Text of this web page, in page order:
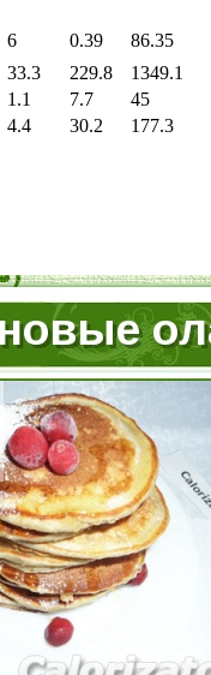
6 0.39
86.35
33.3 229.8
1349.1
1.1 7.7
45
4.4 30.2 177.3